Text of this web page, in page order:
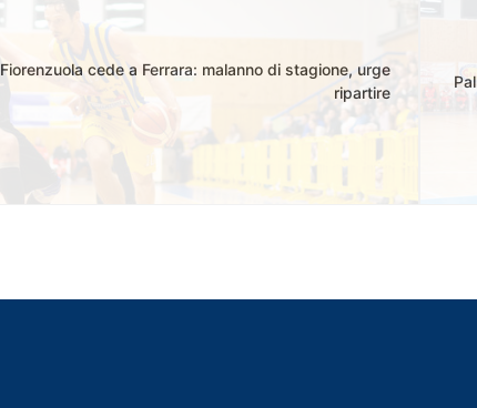
cede a Ferrara: malanno di stagione, urge
ripartire